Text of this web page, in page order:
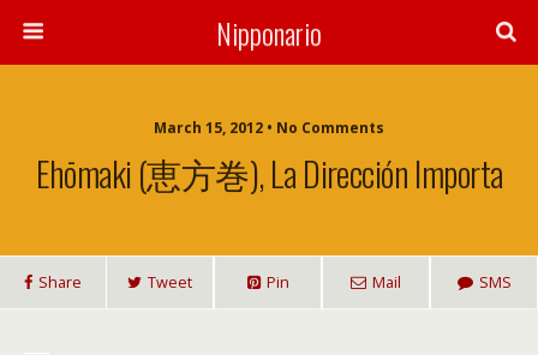
Nipponario
March 15, 2012 • No Comments
Ehōmaki (恵方巻), La Dirección Importa
Share Tweet Pin Mail SMS